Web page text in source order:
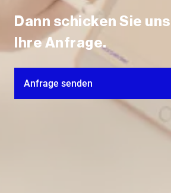
Dann schicken Sie
Ihre Anfrage.
Anfrage senden